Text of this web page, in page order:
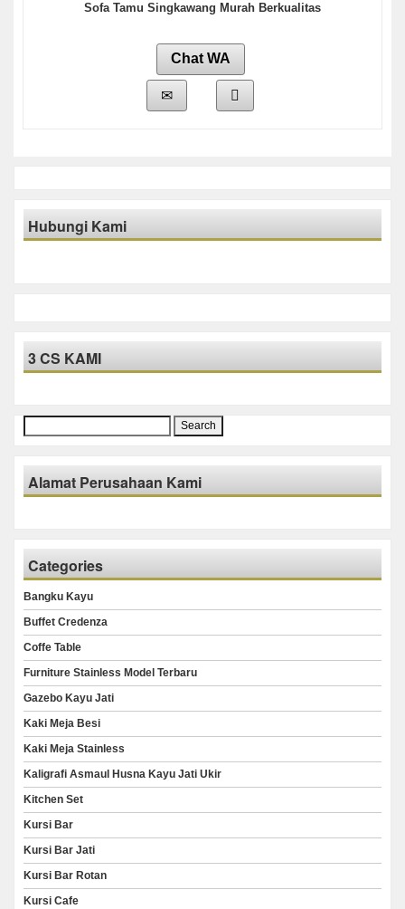
Sofa Tamu Singkawang Murah Berkualitas
Chat WA
Hubungi Kami
3 CS KAMI
for:
Alamat Perusahaan Kami
Categories
Bangku Kayu
Buffet Credenza
Coffe Table
Furniture Stainless Model Terbaru
Gazebo Kayu Jati
Kaki Meja Besi
Kaki Meja Stainless
Kaligrafi Asmaul Husna Kayu Jati Ukir
Kitchen Set
Kursi Bar
Kursi Bar Jati
Kursi Bar Rotan
Kursi Cafe